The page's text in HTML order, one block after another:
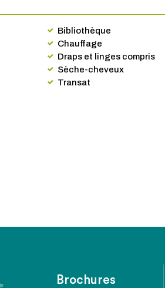
Bibliothèque
Chauffage
Draps et linges compris
Sèche-cheveux
Transat
Brochures